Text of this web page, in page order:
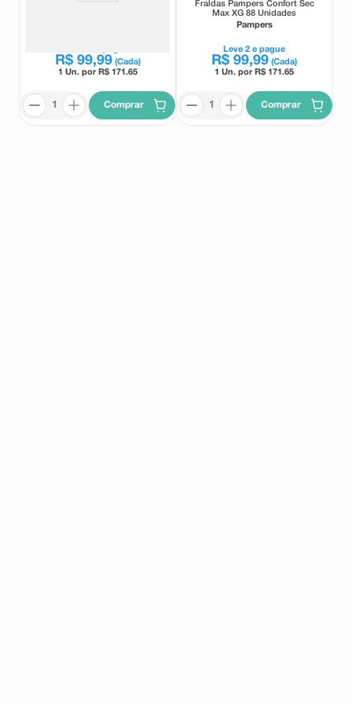
Fraldas Pampers Confort Sec
R$ 99,99 (Cada)
1 Un. por R$ 171.65
Comprar
Fraldas Pampers Confort Sec
Max XG 88 Unidades
Pampers
Leve2 e pague
R$ 99,99 (Cada)
1 Un. por R$171.65
Comprar